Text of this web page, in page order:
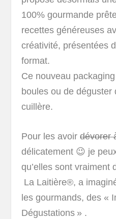
100% gourmande
recettes généreuses
créativité, présentées
format.
Ce nouveau
boules ou de déguster
cuillère.
Pour les avoirdévorer
délicatement 😉 je
qu’elles sont vraiment
La Laitière®, a
les gourmands, des «
Dégustations » .